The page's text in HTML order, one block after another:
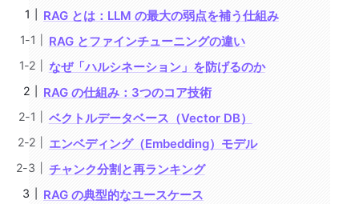
RAG とは：LLM の最大の弱点を補う仕組み
RAG とファインチューニングの違い
なぜ「ハルシネーション」を防げるのか
RAG の仕組み：3つのコア技術
ベクトルデータベース（Vector DB）
エンベディング（Embedding）モデル
チャンク分割と再ランキング
RAG の典型的なユースケース